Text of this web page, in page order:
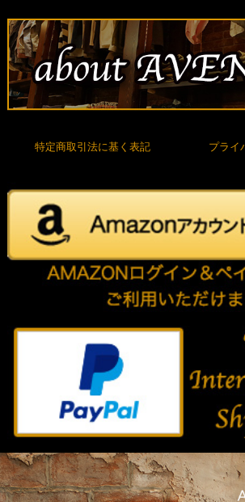
特定商取引法に基く表記 プライ